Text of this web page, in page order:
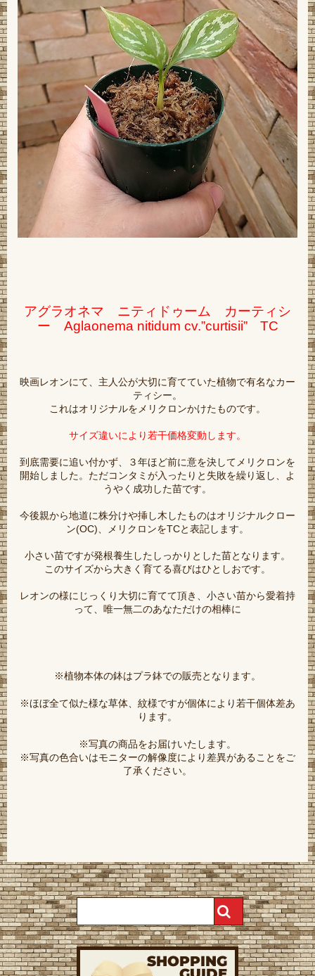
アグラオネマ ニティドゥーム カーティシ
ー Aglaonema nitidum cv.”curtisii” TC
映画レオンにて、主人公が大切に育てていた植物で有名なカー
ティシー。
これはオリジナルをメリクロンかけたものです。
サイズ違いにより若干価格変動します。
到底需要に追い付かず、３年ほど前に意を決してメリクロンを
開始しました。ただコンタミが入ったりと失敗を繰り返し、よ
うやく成功した苗です。
今後親から地道に株分けや挿し木したものはオリジナルクロー
ン(OC)、メリクロンをTCと表記します。
小さい苗ですが発根養生したしっかりとした苗となります。
このサイズから大きく育てる喜びはひとしおです。
レオンの様にじっくり大切に育てて頂き、小さい苗から愛着持
って、唯一無二のあなただけの相棒に
※植物本体の鉢はプラ鉢での販売となります。
※ほぼ全て似た様な草体、紋様ですが個体により若干個体差あ
ります。
※写真の商品をお届けいたします。
※写真の色合いはモニターの解像度により差異があることをご
了承ください。